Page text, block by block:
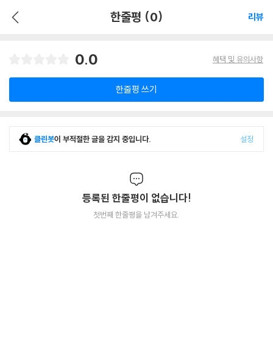
한줄평 (0) 리뷰
0.0 혜택 및 유의사항
한줄평 쓰기
클린봇이 부적절한 글을 감지 중입니다. 설정
등록된 한줄평이 없습니다!
첫번째 한줄평을 남겨주세요.